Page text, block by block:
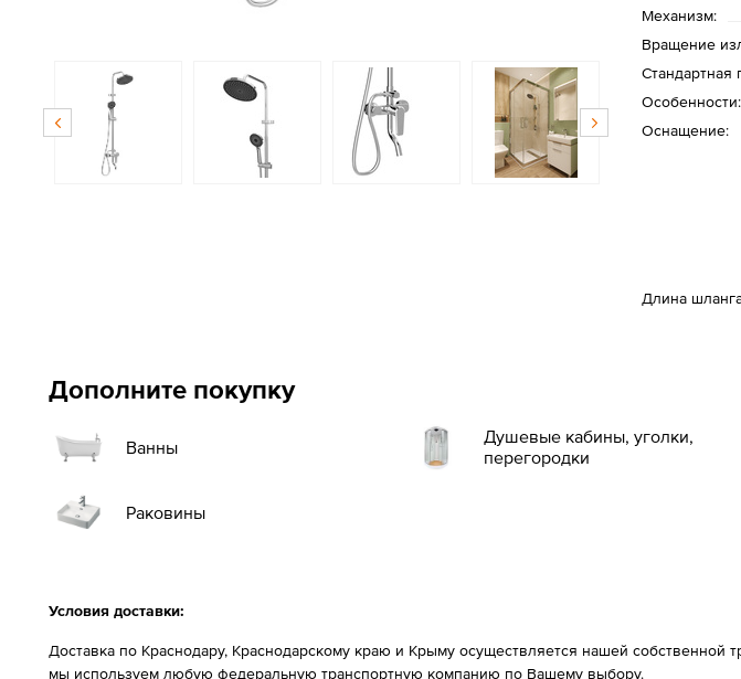
Механизм:
Вращение
Стандартная
Особенности:
Оснащение:
Длина
Дополните покупку
Ванны
Душевые кабины, уголки,
перегородки
Раковины
Условия доставки:
Доставка по Краснодару, Краснодарскому краю и Крыму осуществляется нашей
мы используем любую федеральную транспортную компанию по Вашему выбору.